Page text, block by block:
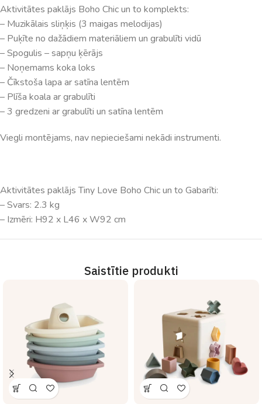
Aktivitātes paklājs Boho Chic un to komplekts:
– Muzikālais sliņķis (3 maigas melodijas)
– Puķīte no dažādiem materiāliem un grabulīti vidū
– Spogulis – sapņu ķērājs
– Noņemams koka loks
– Čīkstoša lapa ar satīna lentēm
– Plīša koala ar grabulīti
– 3 gredzeni ar grabulīti un satīna lentēm
Viegli montējams, nav nepieciešami nekādi instrumenti.
Aktivitātes paklājs Tiny Love Boho Chic un to Gabarīti:
– Svars: 2.3 kg
– Izmēri: H92 x L46 x W92 cm
Saistītie produkti